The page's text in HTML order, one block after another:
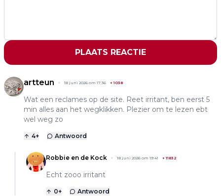
PLAATS REACTIE
artteun 18 juni 2026 om 17:36 +1038
Wat een reclames op de site. Reet irritant, ben eerst 5
min alles aan het wegklikken. Plezier om te lezen ebt
wel weg zo
4+ Antwoord
Robbie en de Kock 18 juni 2026 om 19:41 +11832
Echt zooo irritant
0+ Antwoord